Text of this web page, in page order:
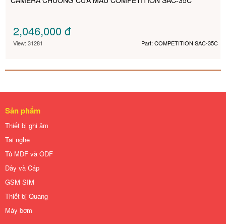
2,046,000đ
View: 31281 Part: COMPETITION SAC-35C
Sản phẩm
Thiết bị ghi âm
Tai nghe
Tủ MDF và ODF
Dây và Cáp
GSM SIM
Thiết bị Quang
Máy bơm